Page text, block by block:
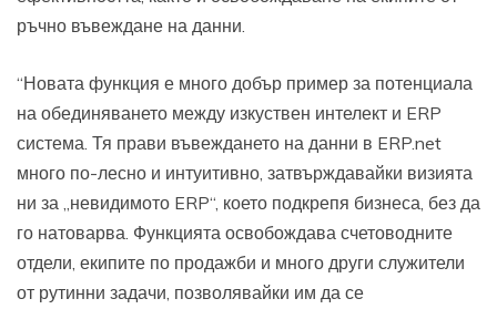
ръчно въвеждане на данни.
“Новата функция е много добър пример за потенциала
на обединяването между изкуствен интелект и ERP
система. Тя прави въвеждането на данни в ERP.net
много по-лесно и интуитивно, затвърждавайки визията
ни за „невидимото ERP“, което подкрепя бизнеса, без да
го натоварва. Функцията освобождава счетоводните
отдели, екипите по продажби и много други служители
от рутинни задачи, позволявайки им да се